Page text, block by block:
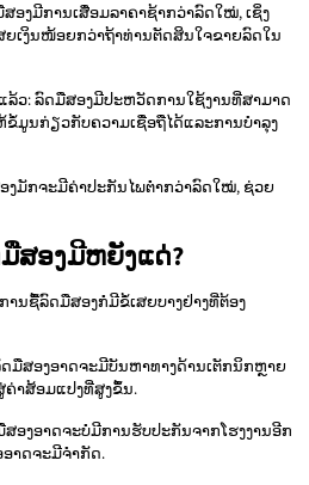
ອງມີການເສື່ອມລາຄາຊ້າກວ່າລົດໃໝ່, ເຊິ່ງ
ເງິນໜ້ອຍກວ່າຖ້າທ່ານຕັດສິນໃຈຂາຍລົດໃນ
ວ: ລົດມືສອງມີປະຫວັດການໃຊ້ງານທີ່ສາມາດ
ຂໍ້ມູນກ່ຽວກັບຄວາມເຊື່ອຖືໄດ້ແລະການບຳລຸງ
ງມັກຈະມີຄ່າປະກັນໄພຕ່ຳກວ່າລົດໃໝ່, ຊ່ວຍ
ສອງມີຫຍັງແດ່?
ນຊື້ລົດມືສອງກໍ່ມີຂໍ້ເສຍບາງຢ່າງທີ່ຕ້ອງ
ມືສອງອາດຈະມີບັນຫາທາງດ້ານເຕັກນິກຫຼາຍ
ຄ່າສ້ອມແປງທີ່ສູງຂຶ້ນ.
ອງອາດຈະບໍ່ມີການຮັບປະກັນຈາກໂຮງງານອີກ
າດຈະມີຈຳກັດ.